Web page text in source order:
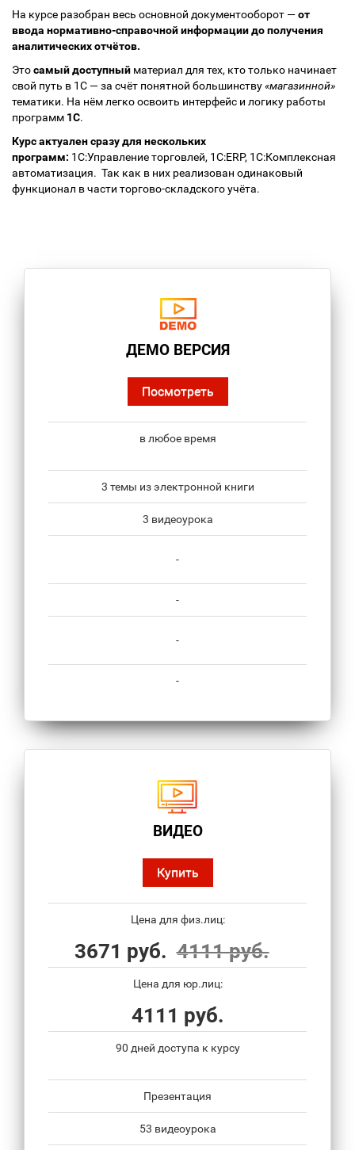
На курсе разобран весь основной документооборот —от
ввода нормативно-справочной информации до получения
аналитических отчётов.
Этосамый доступный материал для тех, кто только начинает
свой путь в 1С — за счёт понятной большинству«магазинной»
тематики. На нём легко освоить интерфейс и логику работы
программ 1С.
Курс актуален сразу для нескольких
программ: 1С:Управление торговлей, 1С:ERP, 1С:Комплексная
автоматизация. Так как в них реализован одинаковый
функционал в части торгово-складского учёта.
ДЕМО ВЕРСИЯ
Посмотреть
в любое время
3 темы из электронной книги
3 видеоурока
-
-
-
-
ВИДЕО
Купить
Цена для физ.лиц:
3671 руб. 4111 руб.
Цена для юр.лиц:
4111 руб.
90 дней доступа к курсу
Презентация
53 видеоурока